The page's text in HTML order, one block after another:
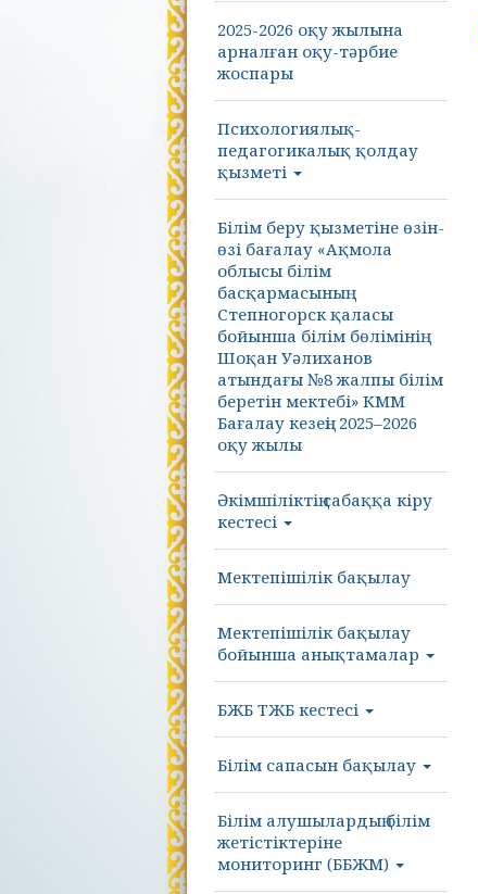
2025-2026 оқу жылына
арналған оқу-тәрбие
жоспары
Психологиялық-
педагогикалық қолдау
қызметі
Білім беру қызметіне өзін-
өзі бағалау «Ақмола
облысы білім
басқармасының
Степногорск қаласы
бойынша білім бөлімінің
Шоқан Уәлиханов
атындағы №8 жалпы білім
беретін мектебі» КММ
Бағалау кезеңі: 2025–2026
оқу жылы
Әкімшіліктің сабаққа кіру
кестесі
Мектепішілік бақылау
Мектепішілік бақылау
бойынша анықтамалар
БЖБ ТЖБ кестесі
Білім сапасын бақылау
Білім алушылардың білім
жетістіктеріне
мониторинг (ББЖМ)